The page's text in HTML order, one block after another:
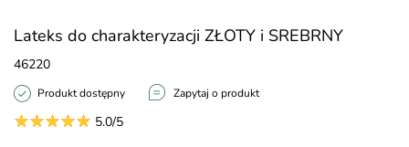
Lateks do charakteryzacji ZŁOTY i SREBRNY
46220
Produkt dostępny Zapytaj o produkt
5.0/5